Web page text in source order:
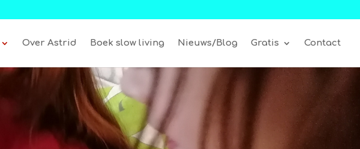
Over Astrid Boek slow living Nieuws/Blog Gratis Contact